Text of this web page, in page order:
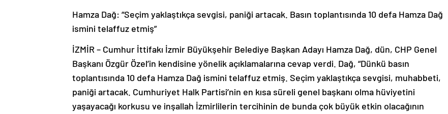
Hamza Dağ: “Seçim yaklaştıkça sevgisi, paniği artacak. Basın toplantısında 10 defa Hamza Dağ
ismini telaffuz etmiş”
İZMİR – Cumhur İttifakı İzmir Büyükşehir Belediye Başkan Adayı Hamza Dağ, dün, CHP Genel
Başkanı Özgür Özel’in kendisine yönelik açıklamalarına cevap verdi. Dağ, “Dünkü basın
toplantısında 10 defa Hamza Dağ ismini telaffuz etmiş. Seçim yaklaştıkça sevgisi, muhabbeti,
paniği artacak. Cumhuriyet Halk Partisi’nin en kısa süreli genel başkanı olma hüviyetini
yaşayacağı korkusu ve inşallah İzmirlilerin tercihinin de bunda çok büyük etkin olacağının